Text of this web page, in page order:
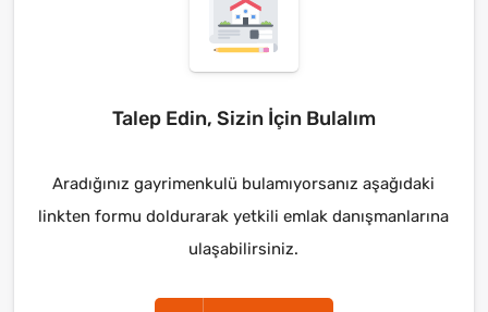
Talep Edin, Sizin İçin Bulalım
Aradığınız gayrimenkulü bulamıyorsanız aşağıdaki
linkten formu doldurarak yetkili emlak danışmanlarına
ulaşabilirsiniz.